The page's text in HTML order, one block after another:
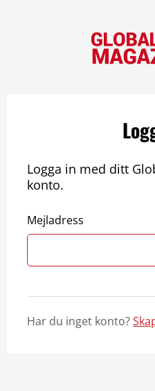
Logga in med ditt
konto.
Mejladress
Har du inget konto?